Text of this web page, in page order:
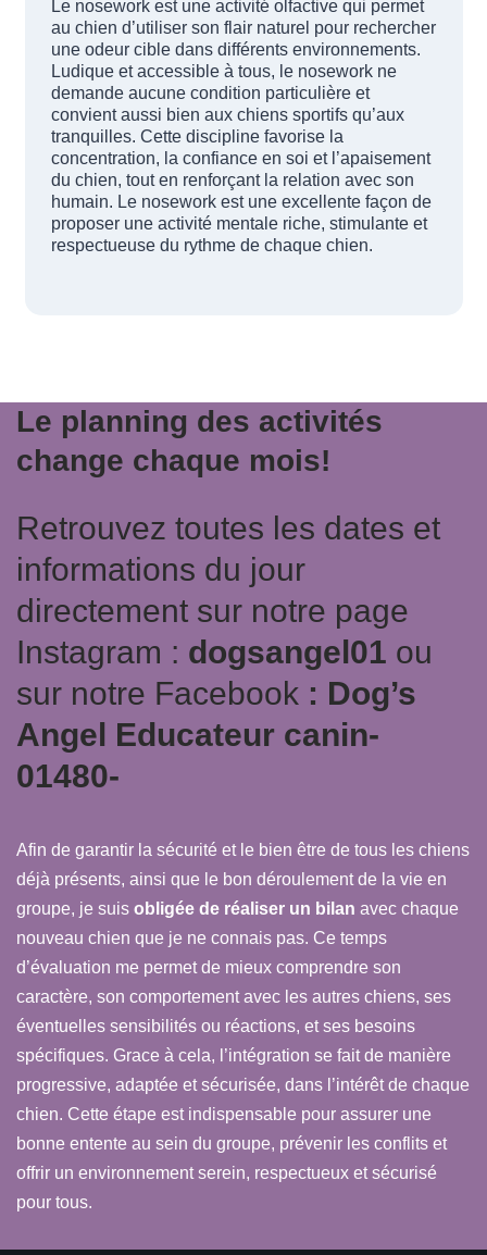
Le nosework est une activité olfactive qui permet
au chien d’utiliser son flair naturel pour rechercher
une odeur cible dans différents environnements.
Ludique et accessible à tous, le nosework ne
demande aucune condition particulière et
convient aussi bien aux chiens sportifs qu’aux
tranquilles. Cette discipline favorise la
concentration, la confiance en soi et l’apaisement
du chien, tout en renforçant la relation avec son
humain. Le nosework est une excellente façon de
proposer une activité mentale riche, stimulante et
respectueuse du rythme de chaque chien.
Le planning des activités
change chaque mois!
Retrouvez toutes les dates et
informations du jour
directement sur notre page
Instagram : dogsangel01 ou
sur notre Facebook : Dog’s
Angel Educateur canin-
01480-
Afin de garantir la sécurité et le bien être de tous les chiens
déjà présents, ainsi que le bon déroulement de la vie en
groupe, je suis obligée de réaliser un bilan avec chaque
nouveau chien que je ne connais pas. Ce temps
d’évaluation me permet de mieux comprendre son
caractère, son comportement avec les autres chiens, ses
éventuelles sensibilités ou réactions, et ses besoins
spécifiques. Grace à cela, l’intégration se fait de manière
progressive, adaptée et sécurisée, dans l’intérêt de chaque
chien. Cette étape est indispensable pour assurer une
bonne entente au sein du groupe, prévenir les conflits et
offrir un environnement serein, respectueux et sécurisé
pour tous.